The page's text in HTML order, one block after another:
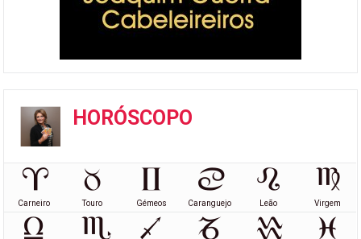
HORÓSCOPO
Carneiro Touro Gémeos Caranguejo Leão Virgem